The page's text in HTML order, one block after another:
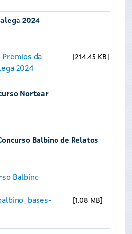
2024
Premios da
2024
214.45 KB
Nortear
Balbino de Relatos
Balbino
1.08 MB